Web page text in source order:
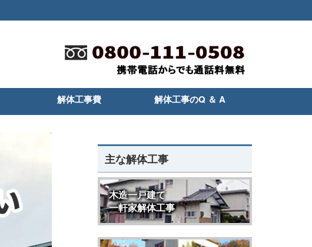
解体工事費 解体工事のQ ＆ A
主な解体工事
木造一戸建て
一軒家解体工事